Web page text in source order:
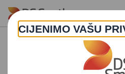
Skip to main content
SADRŽAJ
Kako biste vidjeli ovu kartu,